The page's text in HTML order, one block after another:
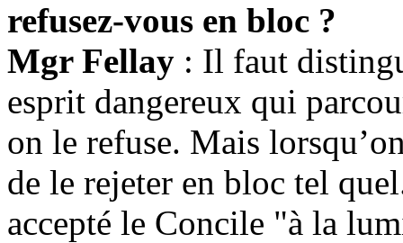
refusez-vous en bloc ?
Mgr Fellay : Il faut
esprit dangereux qui
on le refuse. Mais
de le rejeter en bloc tel
accepté le Concile "à la